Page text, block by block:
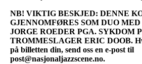
NB! VIKTIG BESKJED: DENNE
GJENNOMFØRES SOM DUO
JORGE ROEDER PGA. SYKDOM
TROMMESLAGER ERIC DOOB.
på billetten din, send oss en e-post til
post@nasjonaljazzscene.no.